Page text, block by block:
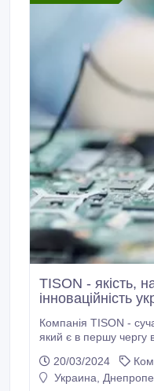
TISON - якість,
інноваційність
Компанія TISON -
який є в першу чергу виробником інноваційного
https://tison.com.ua/
ENERGY. Ці пристрої спеціалісти компанії
20/03/2024
Украина,